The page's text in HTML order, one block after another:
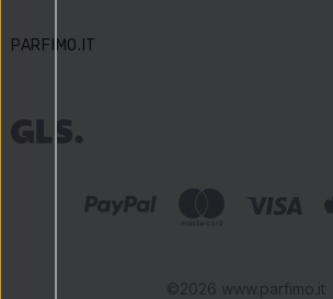
Festività e promozioni
Come raccogliamo le recensioni
Informativa privacy
Condizioni di vendita generali
PARFIMO.IT
Dicono di noi
I nostri vantaggi
©2026 www.parfimo.it